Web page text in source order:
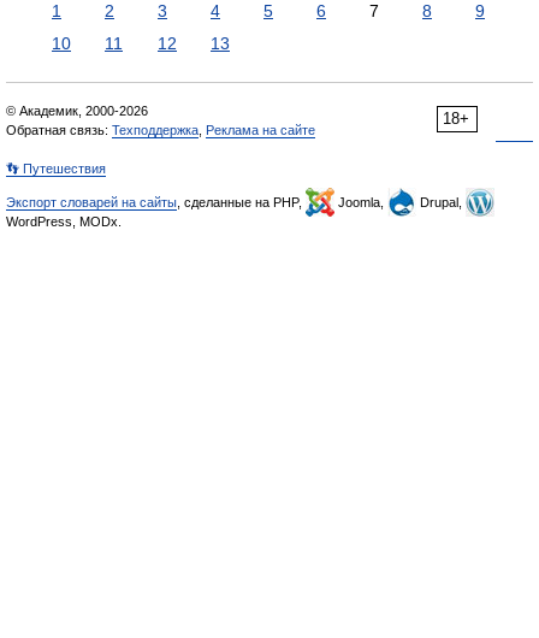
1 2 3 4 5 6 7 8
9
10
11 12 13
18+
© Академик, 2000-2026
Обратная связь: Техподдержка Реклама на сайте
👣 Путешествия
Экспорт словарей на сайты , сделанные на PHP, Joomla,
Drupal,
WordPress, MODx.